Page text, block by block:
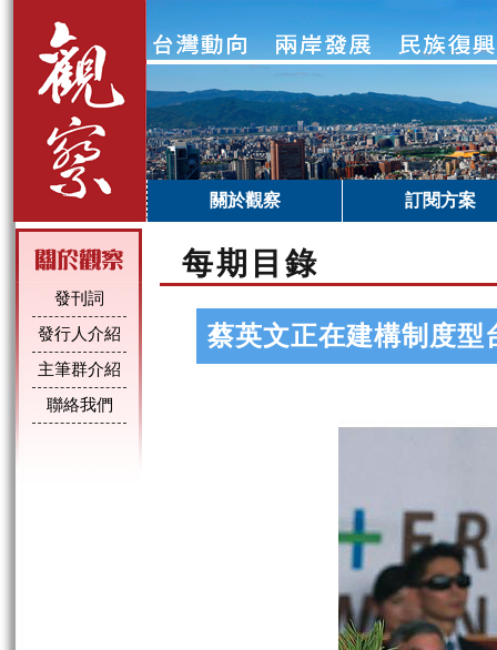
關於觀察 訂閱方案
發刊詞
發行人介紹
主筆群介紹
聯絡我們
每期目錄
蔡英文正在建構制度型